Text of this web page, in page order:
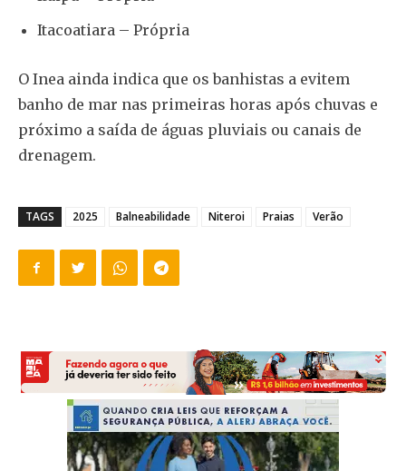
Itacoatiara – Própria
O Inea ainda indica que os banhistas a evitem
banho de mar nas primeiras horas após chuvas e
próximo a saída de águas pluviais ou canais de
drenagem.
TAGS 2025 Balneabilidade Niteroi Praias Verão